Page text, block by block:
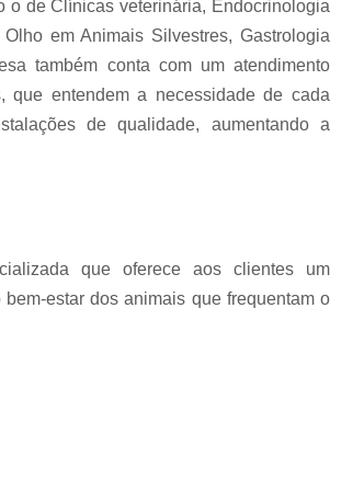
Exame Veterinário de Pressão
Exame Veterinário Olho
Exame
Gastrologista para Cachorros Vila
Veterinario Gastrologista Vila
Oftalmologista Cachorro
de Clínicas veterinária, Endocrinologia
em Animais Silvestres, Gastrologia
também conta com um atendimento
que entendem a necessidade de cada
de qualidade, aumentando a
que oferece aos clientes um
estar dos animais que frequentam o